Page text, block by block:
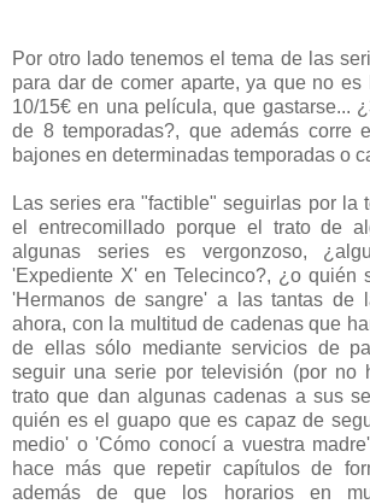
Por otro lado tenemos el tema de las
para dar de comer aparte, ya que no es
10/15€ en una película, que gastarse...
de 8 temporadas?, que además corre
bajones en determinadas temporadas o
Las series era "factible" seguirlas por la
el entrecomillado porque el trato de
algunas series es vergonzoso,
'Expediente X' en Telecinco?, ¿o quién
'Hermanos de sangre' a las tantas de
ahora, con la multitud de cadenas que
de ellas sólo mediante servicios de
seguir una serie por televisión (por no
trato que dan algunas cadenas a sus
quién es el guapo que es capaz de
medio' o 'Cómo conocí a vuestra
hace más que repetir capítulos de
además de que los horarios en